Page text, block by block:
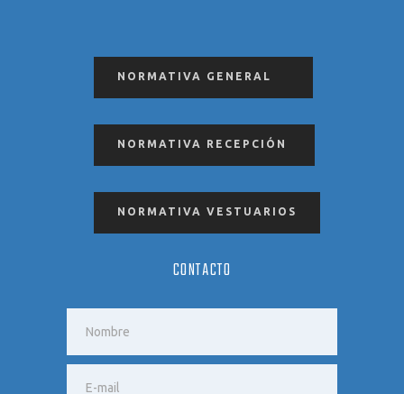
NORMATIVA GENERAL
NORMATIVA RECEPCIÓN
NORMATIVA VESTUARIOS
CONTACTO